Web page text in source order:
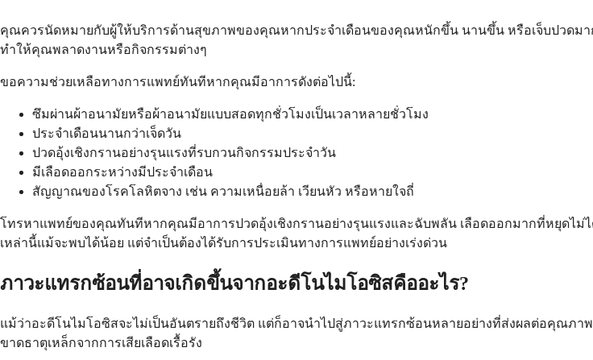
คุณควรนัดหมายกับผู้ให้บริการด้านสุขภาพของคุณหากประจำเดือนของคุณหนักขึ้น นานขึ้น หรือเจ็บปวดม
ทำให้คุณพลาดงานหรือกิจกรรมต่างๆ
ขอความช่วยเหลือทางการแพทย์ทันทีหากคุณมีอาการดังต่อไปนี้:
ซึมผ่านผ้าอนามัยหรือผ้าอนามัยแบบสอดทุกชั่วโมงเป็นเวลาหลายชั่วโมง
ประจำเดือนนานกว่าเจ็ดวัน
ปวดอุ้งเชิงกรานอย่างรุนแรงที่รบกวนกิจกรรมประจำวัน
มีเลือดออกระหว่างมีประจำเดือน
สัญญาณของโรคโลหิตจาง เช่น ความเหนื่อยล้า เวียนหัว หรือหายใจถี่
โทรหาแพทย์ของคุณทันทีหากคุณมีอาการปวดอุ้งเชิงกรานอย่างรุนแรงและฉับพลัน เลือดออกมากที่หยุดไ
เหล่านี้แม้จะพบได้น้อย แต่จำเป็นต้องได้รับการประเมินทางการแพทย์อย่างเร่งด่วน
ภาวะแทรกซ้อนที่อาจเกิดขึ้นจากอะดีโนไมโอซิสคืออะไร?
แม้ว่าอะดีโนไมโอซิสจะไม่เป็นอันตรายถึงชีวิต แต่ก็อาจนำไปสู่ภาวะแทรกซ้อนหลายอย่างที่ส่งผลต่อคุณ
ขาดธาตุเหล็กจากการเสียเลือดเรื้อรัง